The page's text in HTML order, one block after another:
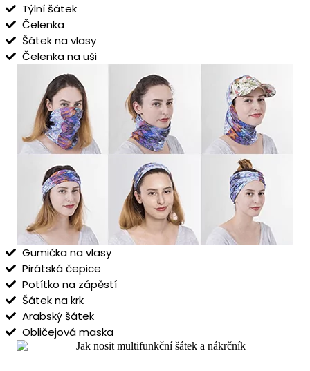
Týlní šátek
Čelenka
Šátek na vlasy
Čelenka na uši
Gumička na vlasy
Pirátská čepice
Potítko na zápěstí
Šátek na krk
Arabský šátek
Obličejová maska